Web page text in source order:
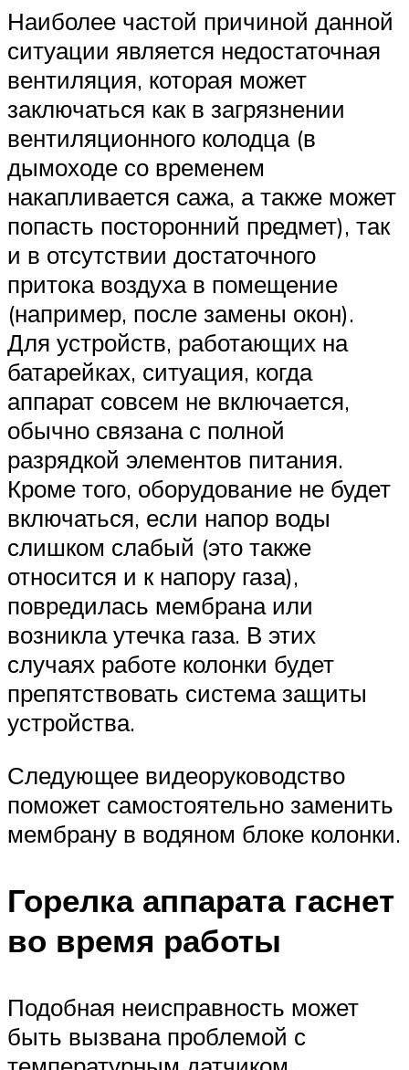
Наиболее частой причиной данной
ситуации является недостаточная
вентиляция, которая может
заключаться как в загрязнении
вентиляционного колодца (в
дымоходе со временем
накапливается сажа, а также может
попасть посторонний предмет), так
и в отсутствии достаточного
притока воздуха в помещение
(например, после замены окон).
Для устройств, работающих на
батарейках, ситуация, когда
аппарат совсем не включается,
обычно связана с полной
разрядкой элементов питания.
Кроме того, оборудование не будет
включаться, если напор воды
слишком слабый (это также
относится и к напору газа),
повредилась мембрана или
возникла утечка газа. В этих
случаях работе колонки будет
препятствовать система защиты
устройства.
Следующее видеоруководство
поможет самостоятельно заменить
мембрану в водяном блоке колонки.
Горелка аппарата гаснет
во время работы
Подобная неисправность может
быть вызвана проблемой с